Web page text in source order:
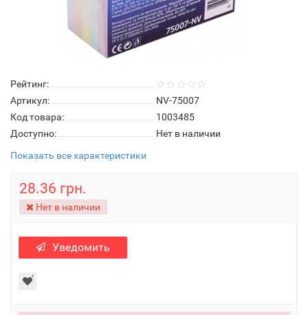
Рейтинг:
Артикул:
NV-75007
Код товара:
1003485
Доступно:
Нет в наличии
Показать все характеристики
28.36 грн.
Нет в наличии
Уведомить